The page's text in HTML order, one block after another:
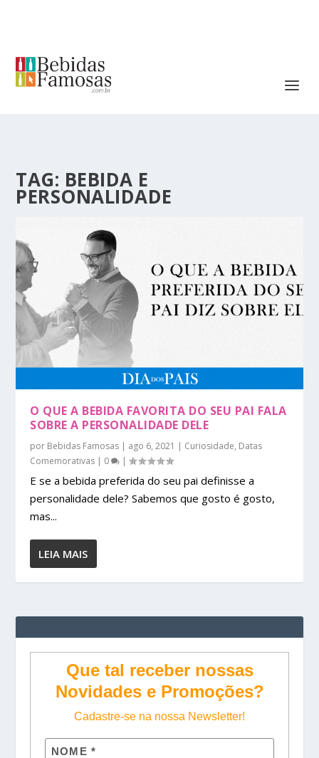
TAG: BEBIDA E
PERSONALIDADE
O QUE A BEBIDA FAVORITA DO SEU PAI FALA
SOBRE A PERSONALIDADE DELE
por Bebidas Famosas | ago 6, 2021 | Curiosidade, Datas
Comemorativas | 0 |
E se a bebida preferida do seu pai definisse a
personalidade dele? Sabemos que gosto é gosto,
mas...
LEIA MAIS
Que tal receber nossas
Novidades e Promoções?
Cadastre-se na nossa Newsletter!